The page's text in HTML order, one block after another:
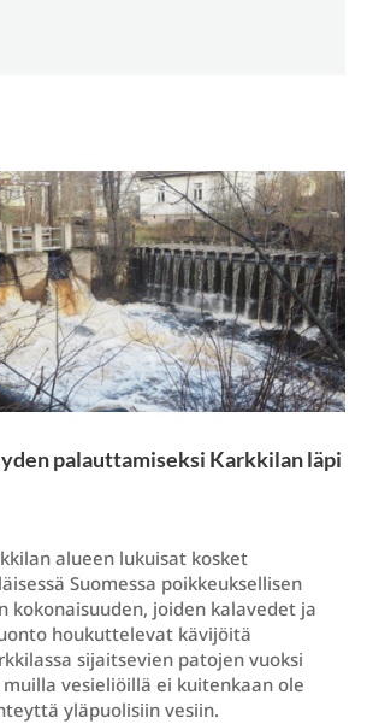
palauttamiseksi Karkkilan läpi
alueen lukuisat kosket
Suomessa poikkeuksellisen
kokonaisuuden, joiden kalavedet ja
houkuttelevat kävijöitä
sijaitsevien patojen vuoksi
vesieliöillä ei kuitenkaan ole
yläpuolisiin vesiin.